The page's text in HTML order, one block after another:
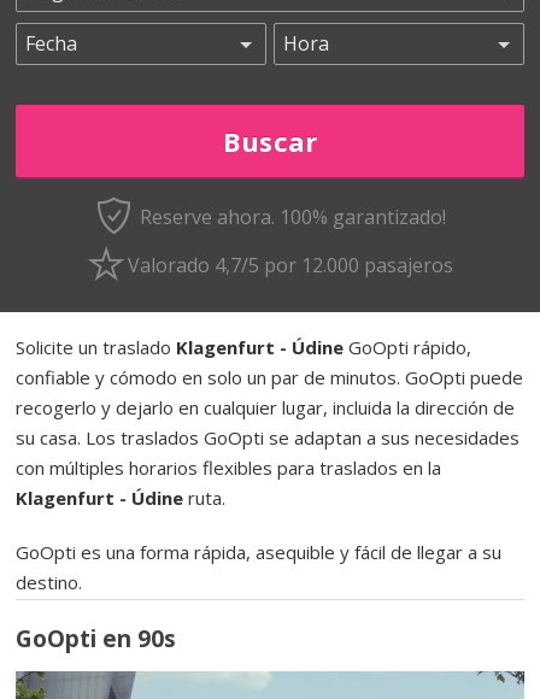
Reserve ahora. 100% garantizado!
Valorado 4,7/5 por 12.000 pasajeros
Solicite un traslado Klagenfurt - Údine GoOpti rápido,
confiable y cómodo en solo un par de minutos. GoOpti puede
recogerlo y dejarlo en cualquier lugar, incluida la dirección de
su casa. Los traslados GoOpti se adaptan a sus necesidades
con múltiples horarios flexibles para traslados en la
Klagenfurt - Údine ruta.
GoOpti es una forma rápida, asequible y fácil de llegar a su
destino.
GoOpti en 90s